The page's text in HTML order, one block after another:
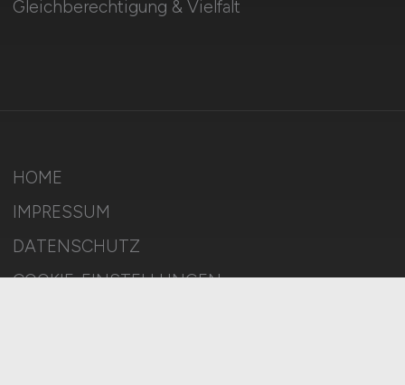
Gleichberechtigung & Vielfalt
HOME
IMPRESSUM
DATENSCHUTZ
COOKIE-EINSTELLUNGEN